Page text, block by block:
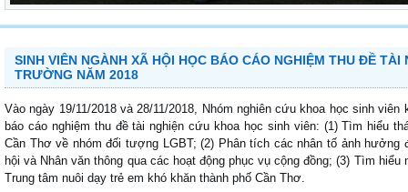
SINH VIÊN NGÀNH XÃ HỘI HỌC BÁO CÁO NGHIỆM THU ĐỀ TÀI
TRƯỜNG NĂM 2018
Vào ngày 19/11/2018 và 28/11/2018, Nhóm nghiên cứu khoa học sinh
báo cáo nghiệm thu đề tài nghiện cứu khoa học sinh viên: (1) Tìm hiểu
Cần Thơ về nhóm đối tượng LGBT; (2) Phân tích các nhân tố ảnh hưởng
hội và Nhân văn thông qua các hoạt động phục vụ cộng đồng; (3) Tìm
Trung tâm nuôi dạy trẻ em khó khăn thành phố Cần Thơ.